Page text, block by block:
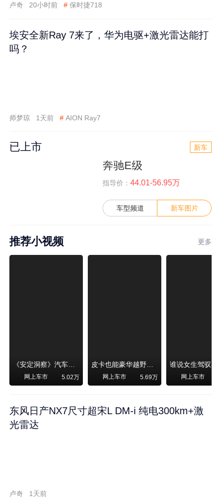
卢奇 20小时前 # 保时捷718
埃安全新Ray 7来了，华为电驱+激光雷达能打
吗？
师梦琼 1天前 # AION Ray7
已上市 新车
奔驰E级
指导价： 44.01-56.95万
车型频道 新车图片
推荐小视频 更多
《安定洞察》汽车烧不烧油，和石油安全无关！
网上车市 5.02万
皮卡也能豪华越野！纵横F700上市，限时卖29.99万起
网上车市 5.69万 网上车市
东风日产NX7尺寸超宋L DM-i 纯电300km+激
光雷达
卢奇 1天前